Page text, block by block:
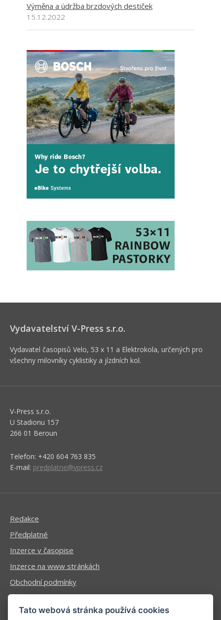
Výměna a údržba brzdových destiček
15.12.2022
Vydavatelství V-Press s.r.o.
Vydavatel časopisů Velo, 53 x 11 a Elektrokola, určených pro
všechny milovníky cyklistiky a jízdních kol.
V-Press s.r.o.
U Stadionu 157
266 01 Beroun
Telefon: +420 604 763 835
E-mail: predplatne@vpress.cz
Redakce
Předplatné
Inzerce v časopise
Inzerce na www stránkách
Obchodní podmínky
Ochrana osobních údajů
Tato webová stránka používá cookies